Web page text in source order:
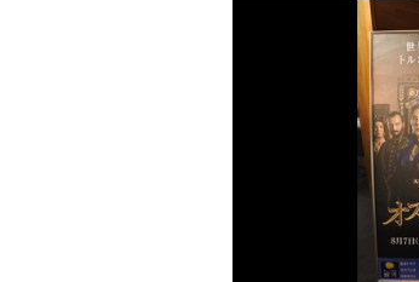
アニメ・キッズ
J:COM放送の地域チャンネル